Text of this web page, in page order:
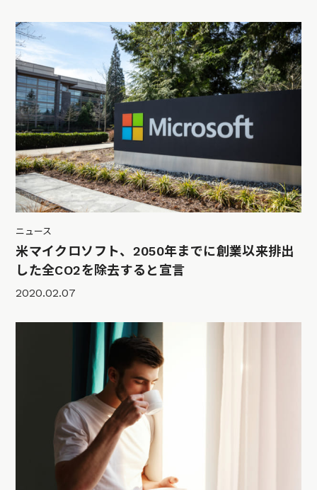
ニュース
米マイクロソフト、2050年までに創業以来排出
した全CO2を除去すると宣言
2020.02.07